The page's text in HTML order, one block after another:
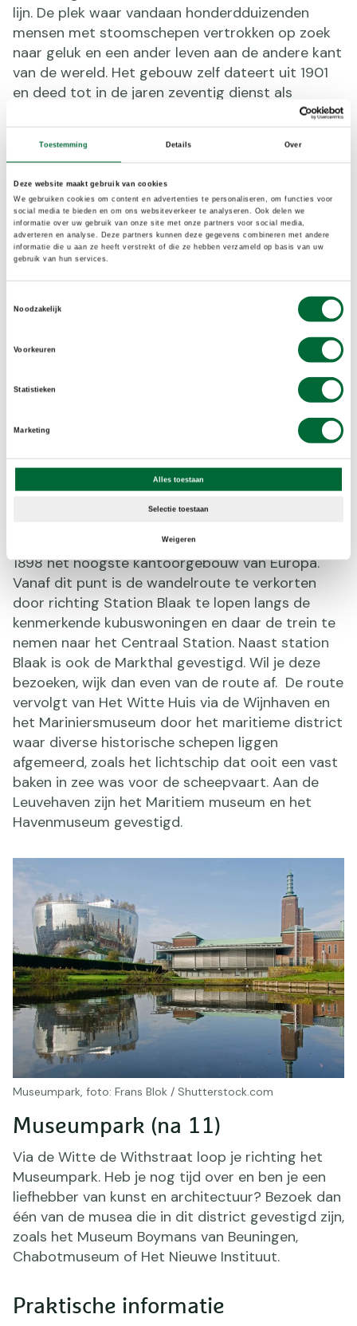
Toestemming Details Over
Deze website maakt gebruik van cookies
We gebruiken cookies om content en advertenties te personaliseren, om functies voor
social media te bieden en om ons websiteverkeer te analyseren. Ook delen we
informatie over uw gebruik van onze site met onze partners voor social media,
adverteren en analyse. Deze partners kunnen deze gegevens combineren met andere
informatie die u aan ze heeft verstrekt of die ze hebben verzameld op basis van uw
gebruik van hun services.
Noodzakelijk
Voorkeuren
Statistieken
Marketing
Alles toestaan
Selectie toestaan
Weigeren
lijn. De plek waar vandaan honderdduizenden
mensen met stoomschepen vertrokken op zoek
naar geluk en een ander leven aan de andere kant
van de wereld. Het gebouw zelf dateert uit 1901
en deed tot in de jaren zeventig dienst als
hoofdkantoor van de Holland Amerika lijn. Pas in
1993 werd Hotel New York geopend nadat het
gebouw jaren had leeggestaan.
Oude Haven en Wijnhaven (10)
In de Oude Haven is een scheepshelling in oude
Huis boven de Oude Haven uit. Dit gebouw was in
1898 het hoogste kantoorgebouw van Europa.
Vanaf dit punt is de wandelroute te verkorten
door richting Station Blaak te lopen langs de
kenmerkende kubuswoningen en daar de trein te
nemen naar het Centraal Station. Naast station
Blaak is ook de Markthal gevestigd. Wil je deze
bezoeken, wijk dan even van de route af. De route
vervolgt van Het Witte Huis via de Wijnhaven en
het Mariniersmuseum door het maritieme district
waar diverse historische schepen liggen
afgemeerd, zoals het lichtschip dat ooit een vast
baken in zee was voor de scheepvaart. Aan de
Leuvehaven zijn het Maritiem museum en het
Havenmuseum gevestigd.
De Oude Haven van Rotterdam, foto: Nikolay Antonov /
Shutterstock.com
Museumpark, foto: Frans Blok / Shutterstock.com
Museumpark (na 11)
Via de Witte de Withstraat loop je richting het
Museumpark. Heb je nog tijd over en ben je een
liefhebber van kunst en architectuur? Bezoek dan
één van de musea die in dit district gevestigd zijn,
zoals het Museum Boymans van Beuningen,
Chabotmuseum of Het Nieuwe Instituut.
Praktische informatie